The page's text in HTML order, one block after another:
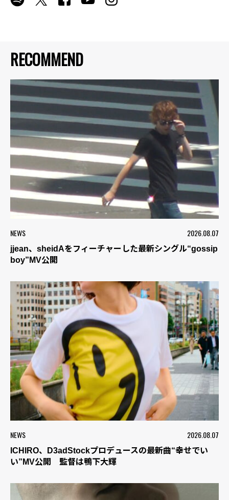
RECOMMEND
NEWS 2026.08.07
jjean、sheidAをフィーチャーした最新シングル“gossip
boy”MV公開
NEWS 2026.08.07
ICHIRO、D3adStockプロデュースの最新曲“幸せでい
い”MV公開 監督は鴨下大輝